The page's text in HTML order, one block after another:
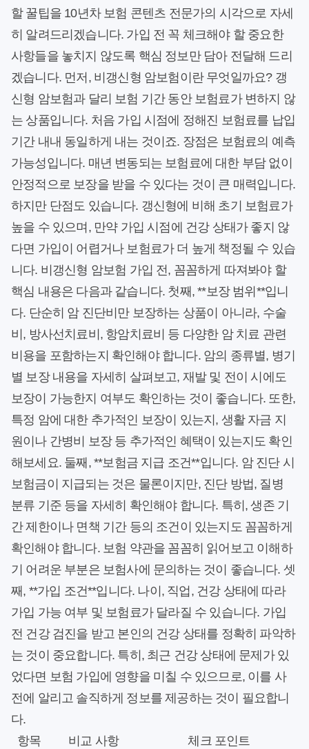
할 꿀팁을 10년차 보험 콘텐츠 전문가의 시각으로 자세
히 알려드리겠습니다. 가입 전 꼭 체크해야 할 중요한
사항들을 놓치지 않도록 핵심 정보만 담아 전달해 드리
겠습니다. 먼저, 비갱신형 암보험이란 무엇일까요? 갱
신형 암보험과 달리 보험 기간 동안 보험료가 변하지 않
는 상품입니다. 처음 가입 시점에 정해진 보험료를 납입
기간 내내 동일하게 내는 것이죠. 장점은 보험료의 예측
가능성입니다. 매년 변동되는 보험료에 대한 부담 없이
안정적으로 보장을 받을 수 있다는 것이 큰 매력입니다.
하지만 단점도 있습니다. 갱신형에 비해 초기 보험료가
높을 수 있으며, 만약 가입 시점에 건강 상태가 좋지 않
다면 가입이 어렵거나 보험료가 더 높게 책정될 수 있습
니다. 비갱신형 암보험 가입 전, 꼼꼼하게 따져봐야 할
핵심 내용은 다음과 같습니다. 첫째, **보장 범위**입니
다. 단순히 암 진단비만 보장하는 상품이 아니라, 수술
비, 방사선치료비, 항암치료비 등 다양한 암 치료 관련
비용을 포함하는지 확인해야 합니다. 암의 종류별, 병기
별 보장 내용을 자세히 살펴보고, 재발 및 전이 시에도
보장이 가능한지 여부도 확인하는 것이 좋습니다. 또한,
특정 암에 대한 추가적인 보장이 있는지, 생활 자금 지
원이나 간병비 보장 등 추가적인 혜택이 있는지도 확인
해보세요. 둘째, **보험금 지급 조건**입니다. 암 진단 시
보험금이 지급되는 것은 물론이지만, 진단 방법, 질병
분류 기준 등을 자세히 확인해야 합니다. 특히, 생존 기
간 제한이나 면책 기간 등의 조건이 있는지도 꼼꼼하게
확인해야 합니다. 보험 약관을 꼼꼼히 읽어보고 이해하
기 어려운 부분은 보험사에 문의하는 것이 좋습니다. 셋
째, **가입 조건**입니다. 나이, 직업, 건강 상태에 따라
가입 가능 여부 및 보험료가 달라질 수 있습니다. 가입
전 건강 검진을 받고 본인의 건강 상태를 정확히 파악하
는 것이 중요합니다. 특히, 최근 건강 상태에 문제가 있
었다면 보험 가입에 영향을 미칠 수 있으므로, 이를 사
전에 알리고 솔직하게 정보를 제공하는 것이 필요합니
다.
항목
비교 사항 체크 포인트